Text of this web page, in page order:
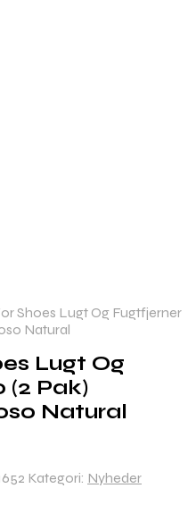
Shoes Lugt Og Fugtfjerner
Natural
Lugt Og
(2 Pak)
Natural
Kategori: Nyheder